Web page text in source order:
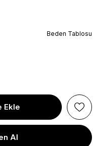
Beden Tablosu